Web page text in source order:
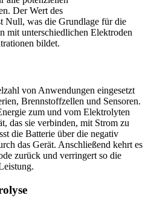
Der Wert des
Null, was die Grundlage für die
mit unterschiedlichen Elektroden
bildet.
von Anwendungen eingesetzt
Brennstoffzellen und Sensoren.
zum und vom Elektrolyten
das sie verbinden, mit Strom zu
die Batterie über die negativ
das Gerät. Anschließend kehrt es
zurück und verringert so die